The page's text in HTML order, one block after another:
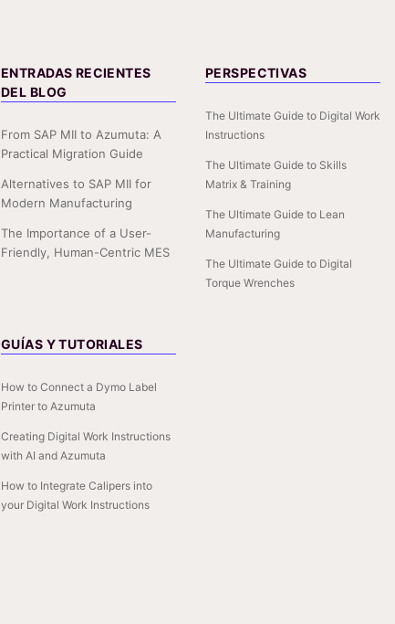
ENTRADAS RECIENTES
DEL BLOG
From SAP MII to Azumuta: A
Practical Migration Guide
Alternatives to SAP MII for
Modern Manufacturing
The Importance of a User-
Friendly, Human-Centric MES
PERSPECTIVAS
The Ultimate Guide to Digital Work
Instructions
The Ultimate Guide to Skills
Matrix & Training
The Ultimate Guide to Lean
Manufacturing
The Ultimate Guide to Digital
Torque Wrenches
GUÍAS Y TUTORIALES
How to Connect a Dymo Label
Printer to Azumuta
Creating Digital Work Instructions
with AI and Azumuta
How to Integrate Calipers into
your Digital Work Instructions